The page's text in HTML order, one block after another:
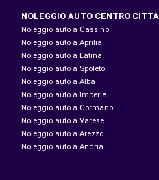
NOLEGGIO AUTO CENTRO CITTÀ
Noleggio auto a Cassino
Noleggio auto a Aprilia
Noleggio auto a Latina
Noleggio auto a Spoleto
Noleggio auto a Alba
Noleggio auto a Imperia
Noleggio auto a Cormano
Noleggio auto a Varese
Noleggio auto a Arezzo
Noleggio auto a Andria